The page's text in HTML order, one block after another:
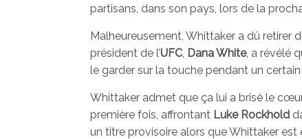
partisans, dans son pays, lors de la
Malheureusement, Whittaker a dû retirer
président de l’UFC, Dana White, a révélé
le garder sur la touche pendant un
Whittaker admet que ça lui a brisé le
première fois, affrontant Luke Rockhold
un titre provisoire alors que Whittaker